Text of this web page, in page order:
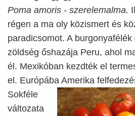
Poma amoris - szerelemalma.
régen a ma oly közismert és
paradicsomot. A
zöldség őshazája Peru, ahol
él. Mexikóban kezdték el
el. Európába Amerika
Sokféle
változata